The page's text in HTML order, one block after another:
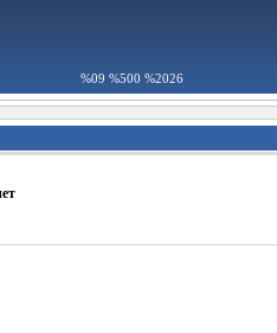
%09 %500 %2026